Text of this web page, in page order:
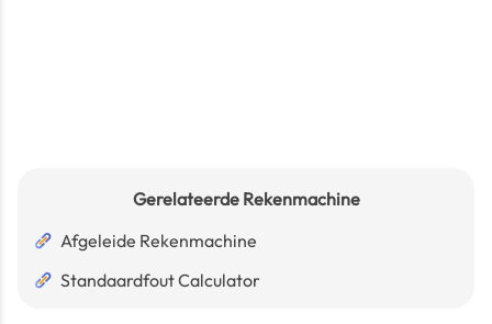
Gerelateerde Rekenmachine
Afgeleide Rekenmachine
Standaardfout Calculator